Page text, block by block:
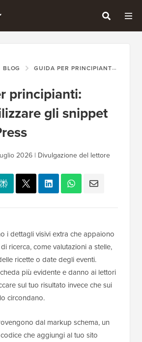
BLOG GUIDA PER PRINCIPIANTI
principianti:
gli snippet
2026 | Divulgazione del lettore
i dettagli visivi extra che appaiono
ricerca, come valutazioni a stelle,
ricette o date degli eventi.
più evidente e danno ai lettori
sul tuo risultato invece che sui
circondano.
dal markup schema, un
che aggiungi al tuo sito